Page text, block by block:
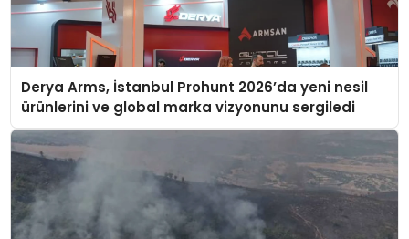
Derya Arms, İstanbul Prohunt 2026’da yeni nesil
ürünlerini ve global marka vizyonunu sergiledi